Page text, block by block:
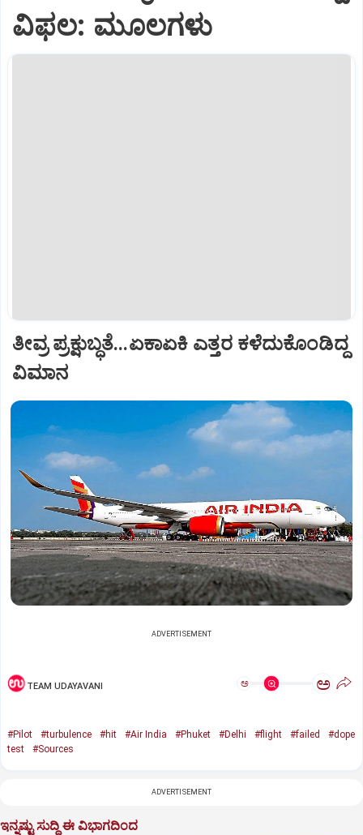
ವಿಫಲ: ಮೂಲಗಳು
ತೀವ್ರ ಪ್ರಕ್ಷುಬ್ಧತೆ...ಏಕಾಏಕಿ ಎತ್ತರ ಕಳೆದುಕೊಂಡಿದ್ದ
ವಿಮಾನ
ADVERTISEMENT
TEAM UDAYAVANI ಅ ಅ
#Pilot #turbulence #hit #Air India #Phuket #Delhi #flight #failed
#dope
test
#Sources
ADVERTISEMENT
ಇನ್ನಷ್ಟು ಸುದ್ದಿ ಈ ವಿಭಾಗದಿಂದ